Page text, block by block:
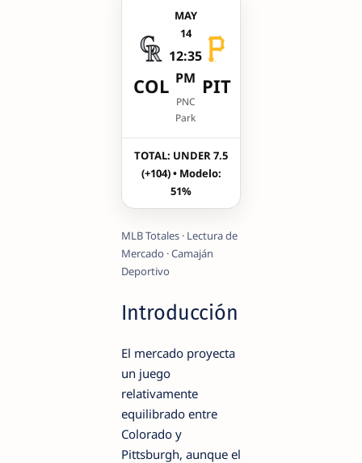
COL
MAY
14
12:35
PM
PNC
Park
PIT
TOTAL: UNDER 7.5
(+104) • Modelo:
51%
MLB Totales · Lectura de
Mercado · Camaján
Deportivo
Introducción
El mercado proyecta
un juego
relativamente
equilibrado entre
Colorado y
Pittsburgh, aunque el